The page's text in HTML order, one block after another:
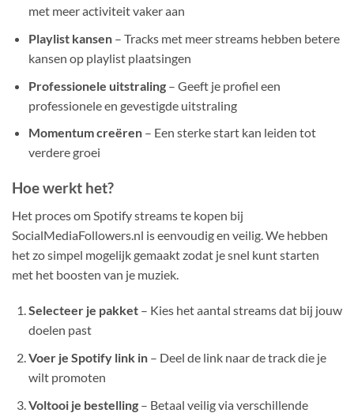
met meer activiteit vaker aan
Playlist kansen– Tracks met meer streams hebben betere
kansen op playlist plaatsingen
Professionele uitstraling– Geeft je profiel een
professionele en gevestigde uitstraling
Momentum creëren– Een sterke start kan leiden tot
verdere groei
Hoe werkt het?
Het proces om Spotify streams te kopen bij
SocialMediaFollowers.nl is eenvoudig en veilig. We hebben
het zo simpel mogelijk gemaakt zodat je snel kunt starten
met het boosten van je muziek.
Selecteer je pakket– Kies het aantal streams dat bij jouw
doelen past
Voer je Spotify link in– Deel de link naar de track die je
wilt promoten
Voltooi je bestelling– Betaal veilig via verschillende